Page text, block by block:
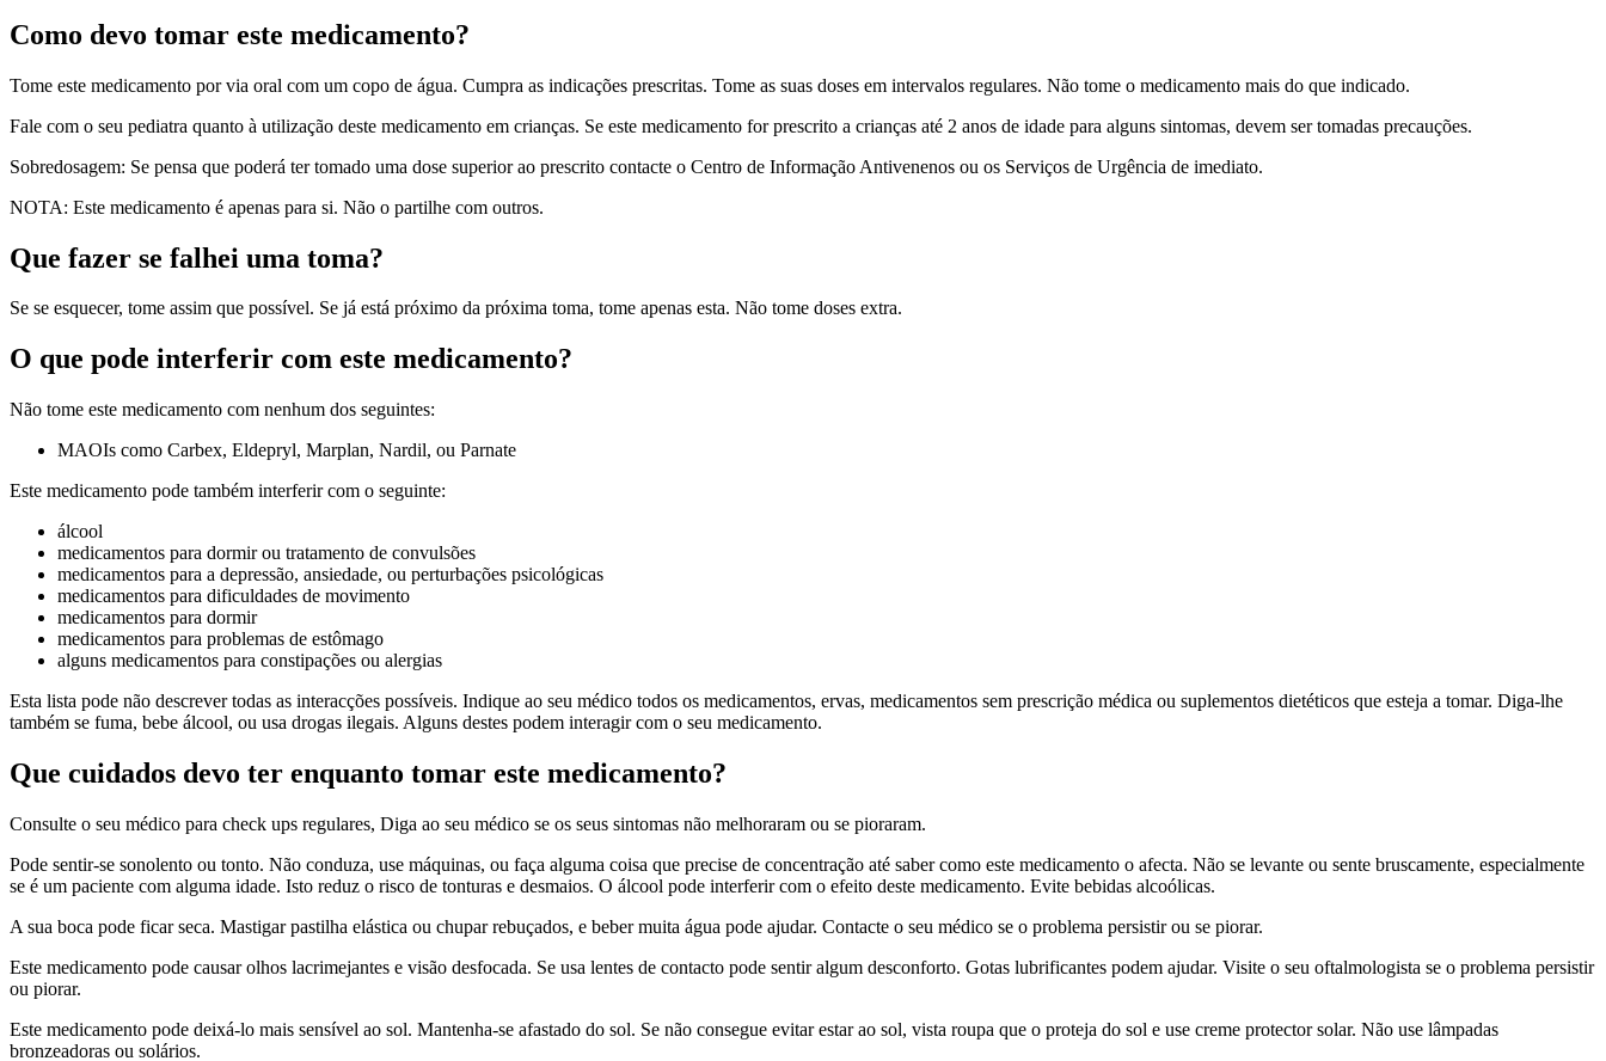
Como devo tomar este medicamento?
Tome este medicamento por via oral com um copo de água. Cumpra as indicações prescritas. Tome as suas doses em intervalos regulares. Não tome o medicamento mais do que indicado.
Fale com o seu pediatra quanto à utilização deste medicamento em crianças. Se este medicamento for prescrito a crianças até 2 anos de idade para alguns sintomas, devem ser tomadas precauções.
Sobredosagem: Se pensa que poderá ter tomado uma dose superior ao prescrito contacte o Centro de Informação Antivenenos ou os Serviços de Urgência de imediato.
NOTA: Este medicamento é apenas para si. Não o partilhe com outros.
Que fazer se falhei uma toma?
Se se esquecer, tome assim que possível. Se já está próximo da próxima toma, tome apenas esta. Não tome doses extra.
O que pode interferir com este medicamento?
Não tome este medicamento com nenhum dos seguintes:
MAOIs como Carbex, Eldepryl, Marplan, Nardil, ou Parnate
Este medicamento pode também interferir com o seguinte:
álcool
medicamentos para dormir ou tratamento de convulsões
medicamentos para a depressão, ansiedade, ou perturbações psicológicas
medicamentos para dificuldades de movimento
medicamentos para dormir
medicamentos para problemas de estômago
alguns medicamentos para constipações ou alergias
Esta lista pode não descrever todas as interacções possíveis. Indique ao seu médico todos os medicamentos, ervas, medicamentos sem prescrição médica ou suplementos dietéticos que esteja a tomar. Diga-lhe
também se fuma, bebe álcool, ou usa drogas ilegais. Alguns destes podem interagir com o seu medicamento.
Que cuidados devo ter enquanto tomar este medicamento?
Consulte o seu médico para check ups regulares, Diga ao seu médico se os seus sintomas não melhoraram ou se pioraram.
Pode sentir-se sonolento ou tonto. Não conduza, use máquinas, ou faça alguma coisa que precise de concentração até saber como este medicamento o afecta. Não se levante ou sente bruscamente, especialmente
se é um paciente com alguma idade. Isto reduz o risco de tonturas e desmaios. O álcool pode interferir com o efeito deste medicamento. Evite bebidas alcoólicas.
A sua boca pode ficar seca. Mastigar pastilha elástica ou chupar rebuçados, e beber muita água pode ajudar. Contacte o seu médico se o problema persistir ou se piorar.
Este medicamento pode causar olhos lacrimejantes e visão desfocada. Se usa lentes de contacto pode sentir algum desconforto. Gotas lubrificantes podem ajudar. Visite o seu oftalmologista se o problema persistir
ou piorar.
Este medicamento pode deixá-lo mais sensível ao sol. Mantenha-se afastado do sol. Se não consegue evitar estar ao sol, vista roupa que o proteja do sol e use creme protector solar. Não use lâmpadas
bronzeadoras ou solários.